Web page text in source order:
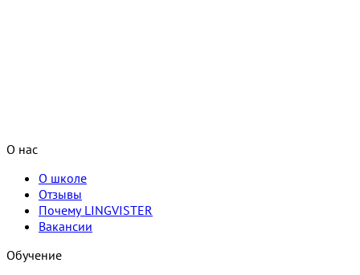
О нас
О школе
Отзывы
Почему LINGVISTER
Вакансии
Обучение